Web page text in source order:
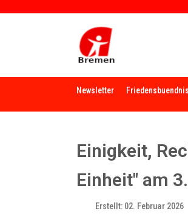
Newsletter
Einigkeit,
Einheit" am
Erstellt: 02. Februar 2026